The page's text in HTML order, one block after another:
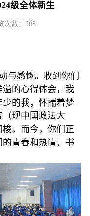
级全体新生
次数： 308
与感慨。收到你们
的心得体会，我
少的我，怀揣着梦
现中国政法大
，而今，你们正
青春和热情，书